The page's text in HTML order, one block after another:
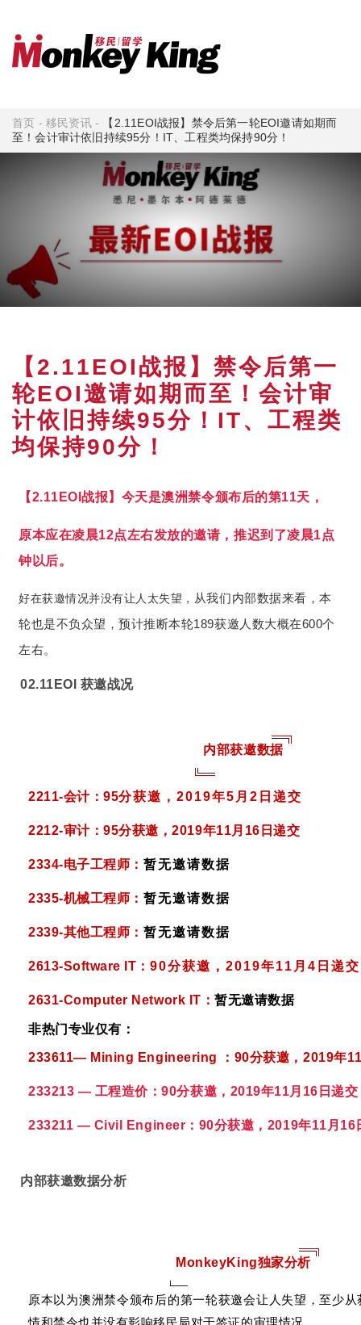
首页 -移民资讯-
【2.11EOI战报】禁令后第一轮EOI邀请如期而
至！会计审计依旧持续95分！IT、工程类均保持90分！
【2.11EOI战报】禁令后第一
轮EOI邀请如期而至！会计审
计依旧持续95分！IT、工程类
均保持90分！
【2.11EOI战报】今天是澳洲禁令颁布后的第11天，
原本应在凌晨12点左右发放的邀请，推迟到了凌晨1点
钟以后。
好在获邀情况并没有让人太失望， 从我们内部数据来看，本
轮也是不负众望，预计推断本轮189获邀人数大概在600个
左右。
02.11EOI 获邀战况
内部获邀数据
2211-会计：95分获邀，2019年5月2日递交
2212-审计：95分获邀，2019年11月16日递交
2334-电子工程师： 暂无邀请数据
2335-机械工程师： 暂无邀请数据
2339-其他工程师： 暂无邀请数据
2613-Software IT：90分获邀，2019年11月4日递交
2631-Computer Network IT：暂无邀请数据
非热门专业仅有：
233611— Mining Engineering ：90分获邀，2019年
233213 — 工程造价：90分获邀，2019年11月16日递交
233211 — Civil Engineer： 90分获邀，2019年11月16
内部获邀数据分析
MonkeyKing独家分析
原本以为澳洲禁令颁布后的第一轮获邀会让人失望，至少
情和禁令也并没有影响移民局对于签证的审理情况。